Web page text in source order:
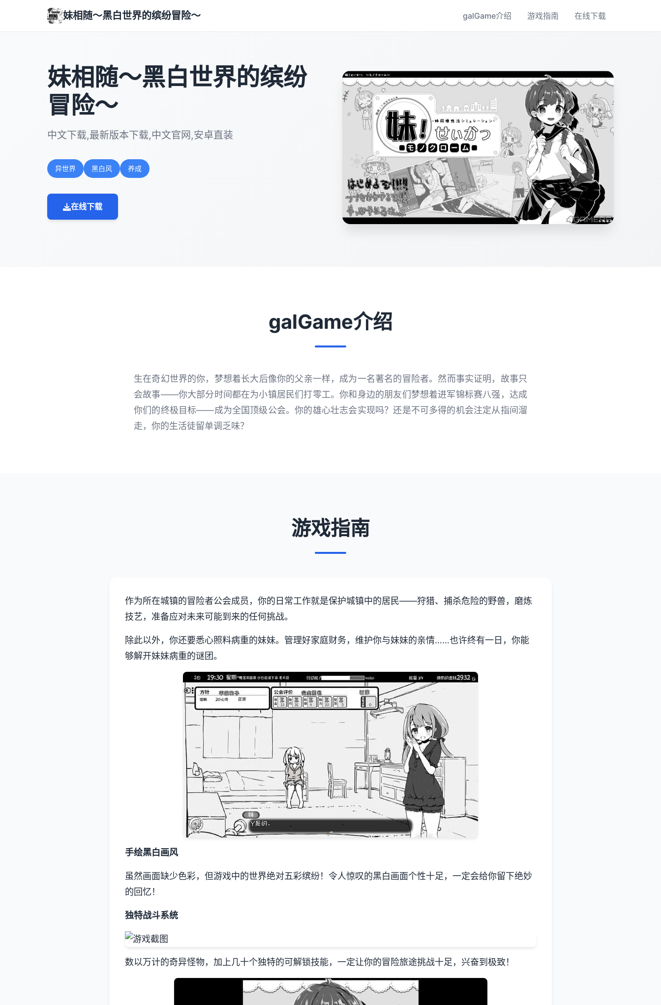
妹相随～黑白世界的缤纷冒险～ galGame介绍 游戏指南 在线下载
妹相随～黑白世界的缤纷
冒险～
中文下载,最新版本下载,中文官网,安卓直装
异世界 黑白风 养成
在线下载
galGame介绍
生在奇幻世界的你，梦想着长大后像你的父亲一样，成为一名著名的冒险者。然而事实证明，故事只
会故事——你大部分时间都在为小镇居民们打零工。你和身边的朋友们梦想着进军锦标赛八强，达成
你们的终极目标——成为全国顶级公会。你的雄心壮志会实现吗？还是不可多得的机会注定从指间溜
走，你的生活徒留单调乏味？
游戏指南
作为所在城镇的冒险者公会成员，你的日常工作就是保护城镇中的居民——狩猎、捕杀危险的野兽，磨炼
技艺，准备应对未来可能到来的任何挑战。
除此以外，你还要悉心照料病重的妹妹。管理好家庭财务，维护你与妹妹的亲情……也许终有一日，你能
够解开妹妹病重的谜团。
手绘黑白画风
虽然画面缺少色彩，但游戏中的世界绝对五彩缤纷！令人惊叹的黑白画面个性十足，一定会给你留下绝妙
的回忆！
独特战斗系统
数以万计的奇异怪物，加上几十个独特的可解锁技能，一定让你的冒险旅途挑战十足，兴奋到极致！